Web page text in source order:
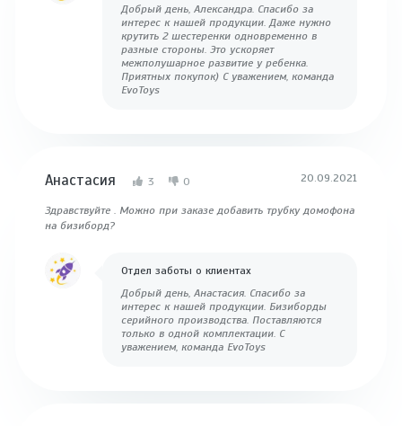
Добрый день, Александра. Спасибо за
интерес к нашей продукции. Даже нужно
крутить 2 шестеренки одновременно в
разные стороны. Это ускоряет
межполушарное развитие у ребенка.
Приятных покупок) С уважением, команда
EvoToys
Анастасия 3 0 20.09.2021
Здравствуйте . Можно при заказе добавить трубку домофона
на бизиборд?
Отдел заботы о клиентах
Добрый день, Анастасия. Спасибо за
интерес к нашей продукции. Бизиборды
серийного производства. Поставляются
только в одной комплектации. С
уважением, команда EvoToys